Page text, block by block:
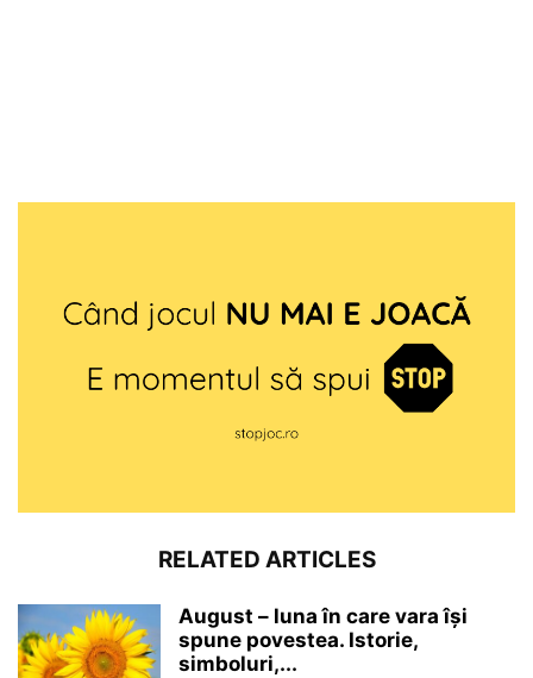
RELATED ARTICLES
August – luna în care vara își
spune povestea. Istorie,
simboluri,...